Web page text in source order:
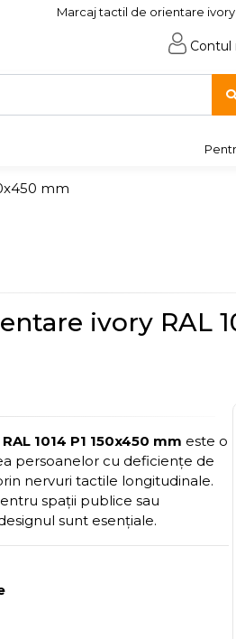
Marcaj tactil de orientare ivory
Contul
mm
ivory RAL
1014 P1 150x450 mm este o
persoanelor cu deficiențe de
nervuri tactile longitudinale.
spații publice sau
sunt esențiale.